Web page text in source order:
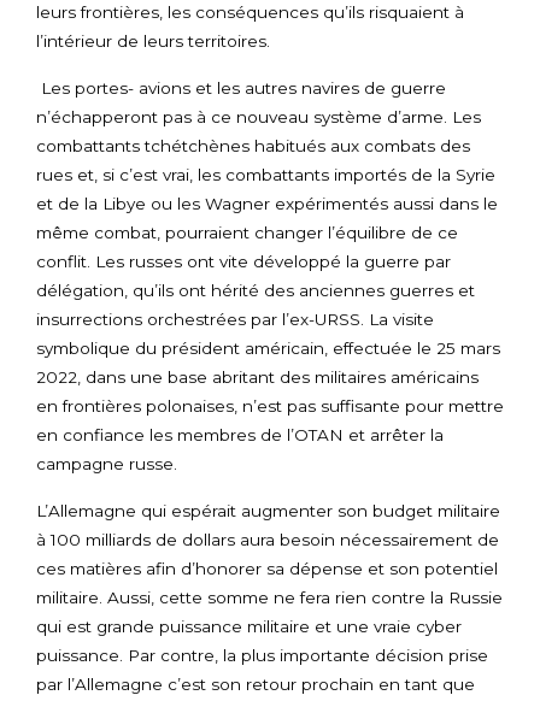
leurs frontières, les conséquences qu’ils risquaient à
l’intérieur de leurs territoires.
Les portes- avions et les autres navires de guerre
n’échapperont pas à ce nouveau système d’arme. Les
combattants tchétchènes habitués aux combats des
rues et, si c’est vrai, les combattants importés de la Syrie
et de la Libye ou les Wagner expérimentés aussi dans le
même combat, pourraient changer l’équilibre de ce
conflit. Les russes ont vite développé la guerre par
délégation, qu’ils ont hérité des anciennes guerres et
insurrections orchestrées par l’ex-URSS. La visite
symbolique du président américain, effectuée le 25 mars
2022, dans une base abritant des militaires américains
en frontières polonaises, n’est pas suffisante pour mettre
en confiance les membres de l’OTAN et arrêter la
campagne russe.
L’Allemagne qui espérait augmenter son budget militaire
à 100 milliards de dollars aura besoin nécessairement de
ces matières afin d’honorer sa dépense et son potentiel
militaire. Aussi, cette somme ne fera rien contre la Russie
qui est grande puissance militaire et une vraie cyber
puissance. Par contre, la plus importante décision prise
par l’Allemagne c’est son retour prochain en tant que